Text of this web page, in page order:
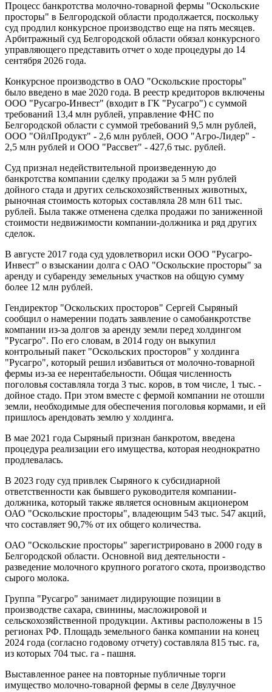
Процесс банкротства молочно-товарной фермы "Оскольские
просторы" в Белгородской области продолжается, поскольку
суд продлил конкурсное производство еще на пять месяцев.
Арбитражный суд Белгородской области обязал конкурсного
управляющего представить отчет о ходе процедуры до 14
сентября 2026 года.
Конкурсное производство в ОАО "Оскольские просторы"
было введено в мае 2020 года. В реестр кредиторов включены
ООО "Русагро-Инвест" (входит в ГК "Русагро") с суммой
требований 13,4 млн рублей, управление ФНС по
Белгородской области с суммой требований 9,5 млн рублей,
ООО "ОйлПродукт" - 2,6 млн рублей, ООО "Агро-Лидер" -
2,5 млн рублей и ООО "Рассвет" - 427,6 тыс. рублей.
Суд признал недействительной произведенную до
банкротства компании сделку продажи за 5 млн рублей
дойного стада и других сельскохозяйственных животных,
рыночная стоимость которых составляла 28 млн 611 тыс.
рублей. Была также отменена сделка продажи по заниженной
стоимости недвижимости компании-должника и ряд других
сделок.
В августе 2017 года суд удовлетворил иски ООО "Русагро-
Инвест" о взыскании долга с ОАО "Оскольские просторы" за
аренду и субаренду земельных участков на общую сумму
более 12 млн рублей.
Гендиректор "Оскольских просторов" Сергей Сыряный
сообщил о намерении подать заявление о самобанкротстве
компании из-за долгов за аренду земли перед холдингом
"Русагро". По его словам, в 2014 году он выкупил
контрольный пакет "Оскольских просторов" у холдинга
"Русагро", который решил избавиться от молочно-товарной
фермы из-за ее нерентабельности. Общая численность
поголовья составляла тогда 3 тыс. коров, в том числе, 1 тыс. -
дойное стадо. При этом вместе с фермой компании не отошли
земли, необходимые для обеспечения поголовья кормами, и ей
пришлось арендовать землю у холдинга.
В мае 2021 года Сыряный признан банкротом, введена
процедура реализации его имущества, которая неоднократно
продлевалась.
В 2023 году суд привлек Сыряного к субсидиарной
ответственности как бывшего руководителя компании-
должника, который также является основным акционером
ОАО "Оскольские просторы", владеющим 543 тыс. 547 акций,
что составляет 90,7% от их общего количества.
ОАО "Оскольские просторы" зарегистрировано в 2000 году в
Белгородской области. Основной вид деятельности -
разведение молочного крупного рогатого скота, производство
сырого молока.
Группа "Русагро" занимает лидирующие позиции в
производстве сахара, свинины, масложировой и
сельскохозяйственной продукции. Активы расположены в 15
регионах РФ. Площадь земельного банка компании на конец
2024 года (согласно годовому отчету) составляла 815 тыс. га,
из которых 704 тыс. га - пашня.
Выставленное ранее на повторные публичные торги
имущество молочно-товарной фермы в селе Двулучное